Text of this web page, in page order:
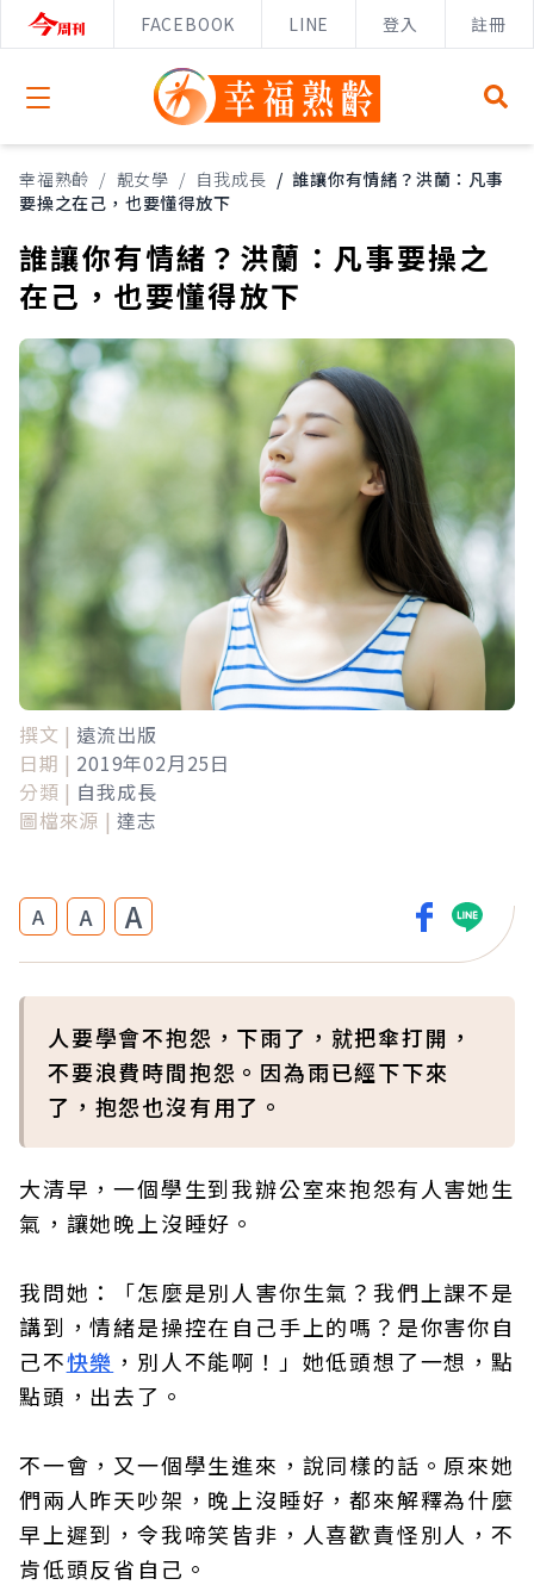
FACEBOOK LINE 登入 註冊
Open menu
幸福熟齡 / 靚女學 / 自我成長 / 誰讓你有情緒？洪蘭：凡事
要操之在己，也要懂得放下
誰讓你有情緒？洪蘭：凡事要操之
在己，也要懂得放下
撰文 | 遠流出版
日期 | 2019年02月25日
分類 | 自我成長
圖檔來源 | 達志
A A A
人要學會不抱怨，下雨了，就把傘打開，
不要浪費時間抱怨。因為雨已經下下來
了，抱怨也沒有用了。
大清早，一個學生到我辦公室來抱怨有人害她生
氣，讓她晚上沒睡好。
我問她：「怎麼是別人害你生氣？我們上課不是
講到，情緒是操控在自己手上的嗎？是你害你自
己不快樂 ，別人不能啊！」她低頭想了一想，點
點頭，出去了。
不一會，又一個學生進來，說同樣的話。原來她
們兩人昨天吵架，晚上沒睡好，都來解釋為什麼
早上遲到，令我啼笑皆非，人喜歡責怪別人，不
肯低頭反省自己。